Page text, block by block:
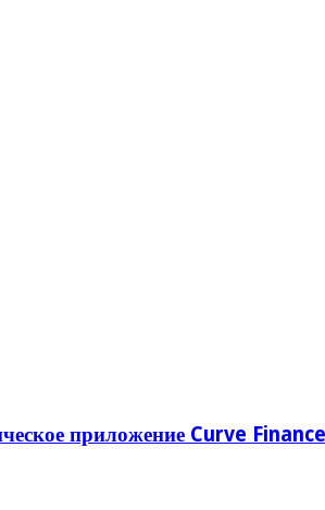
приложение Curve